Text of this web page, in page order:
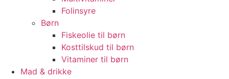
Folinsyre
Børn
Fiskeolie til børn
Kosttilskud til børn
Vitaminer til børn
Mad & drikke